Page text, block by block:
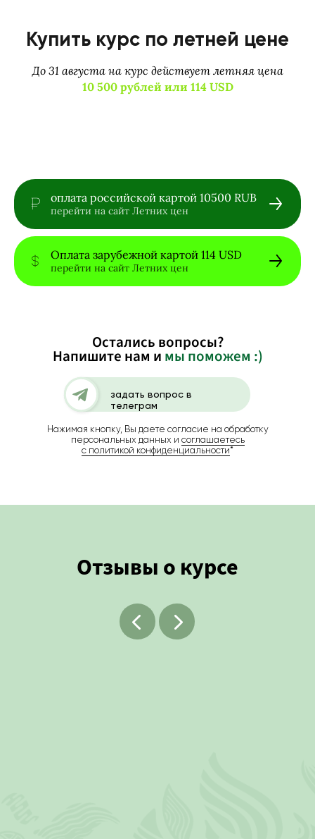
Купить курс по летней цене
До 31 августа на курс действует летняя цена
10 500 рублей или 114 USD
оплата российской картой 10500 RUB
перейти на сайт Летних цен
Оплата зарубежной картой 114 USD
перейти на сайт Летних цен
Остались вопросы?
Напишите нам и мы поможем :)
задать вопрос в
телеграм
Нажимая кнопку, Вы даете согласие на обработку
персональных данных и соглашаетесь
c политикой конфиденциальности*
Отзывы о курсе